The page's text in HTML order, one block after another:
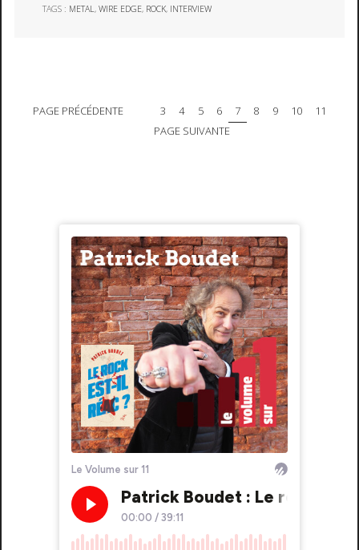
TAGS : METAL ,WIRE EDGE, ROCK, INTERVIEW
PAGE PRÉCÉDENTE 3 4 5 6 7 8 9 10
11
PAGE SUIVANTE